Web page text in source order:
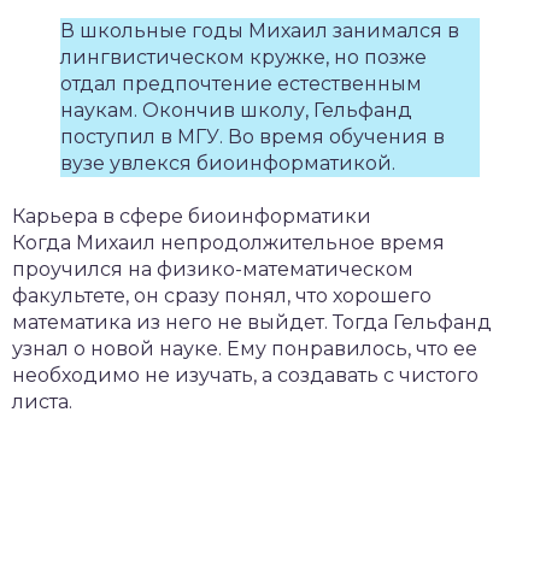
В школьные годы Михаил занимался в
лингвистическом кружке, но позже
отдал предпочтение естественным
наукам. Окончив школу, Гельфанд
поступил в МГУ. Во время обучения в
вузе увлекся биоинформатикой.
Карьера в сфере биоинформатики
Когда Михаил непродолжительное время
проучился на физико-математическом
факультете, он сразу понял, что хорошего
математика из него не выйдет. Тогда Гельфанд
узнал о новой науке. Ему понравилось, что ее
необходимо не изучать, а создавать с чистого
листа.